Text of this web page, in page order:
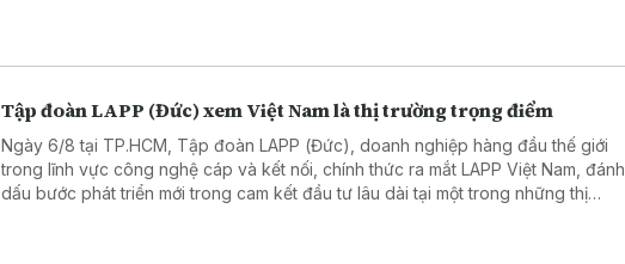
Tập đoàn LAPP (Đức) xem Việt Nam là thị trường trọng điểm
Ngày 6/8 tại TP.HCM, Tập đoàn LAPP (Đức), doanh nghiệp hàng đầu thế giới
trong lĩnh vực công nghệ cáp và kết nối, chính thức ra mắt LAPP Việt Nam, đánh
dấu bước phát triển mới trong cam kết đầu tư lâu dài tại một trong những thị